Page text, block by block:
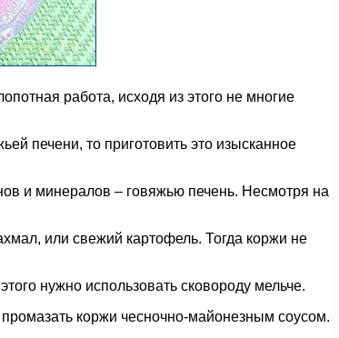
работа, исходя из этого не многие
печени, то приготовить это изысканное
и минералов – говяжью печень. Несмотря на
или свежий картофель. Тогда коржи не
нужно использовать сковороду мельче.
коржи чесночно-майонезным соусом.